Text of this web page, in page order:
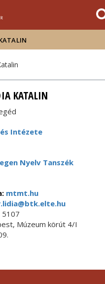
sajtóban
KATALIN
Intézete
Nyelv Tanszék
mtmt.hu
5107
Múzeum körút 4/I